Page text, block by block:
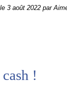
3 août 2022 par
!